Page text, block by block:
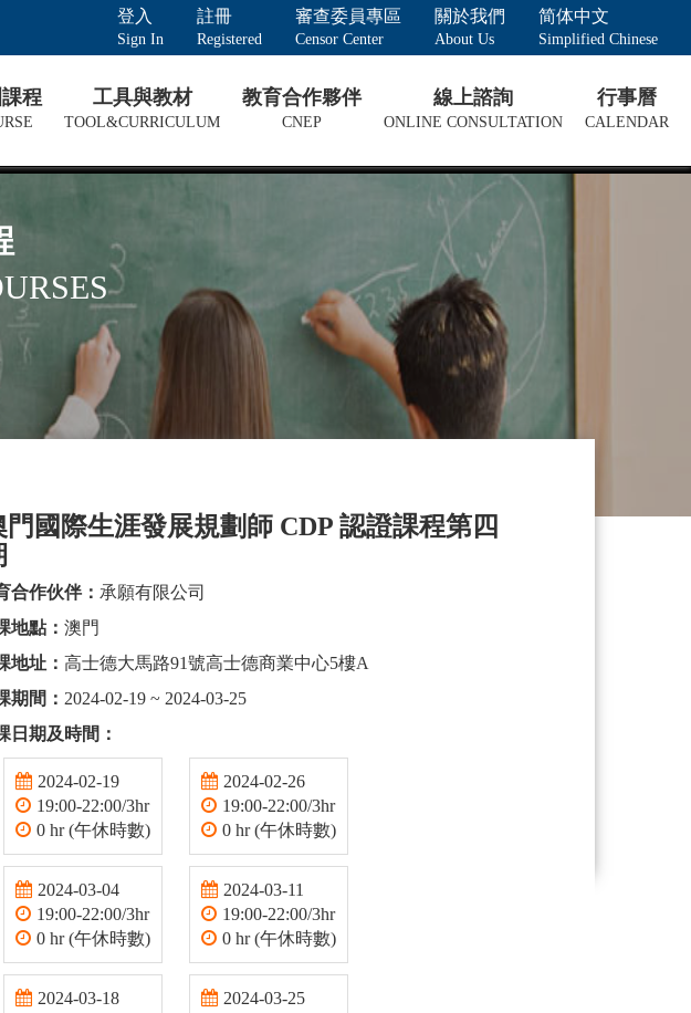
登入
Sign In
註冊
Registered
審查委員專區
Censor Center
關於我們
About Us
简体中文
Simplified Chinese
程 工具與教材
TOOL&CURRICULUM
教育合作夥伴
CNEP
線上諮詢
ONLINE CONSULTATION
行事曆
CALENDAR
門國際生涯發展規劃師 CDP 認證課程第四
合作伙伴： 承願有限公司
地點： 澳門
地址： 高士德大馬路91號高士德商業中心5樓A
期間： 2024-02-19 ~ 2024-03-25
日期及時間：
2024-02-19
19:00-22:00/3hr
0 hr (午休時數)
2024-02-26
19:00-22:00/3hr
0 hr (午休時數)
2024-03-04
19:00-22:00/3hr
0 hr (午休時數)
2024-03-11
19:00-22:00/3hr
0 hr (午休時數)
2024-03-18
2024-03-25